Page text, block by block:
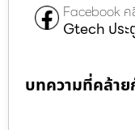
Facebook ค
Gtech ประ
บทความที่คล้า